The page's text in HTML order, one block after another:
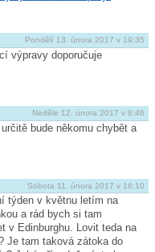
Pondělí 13. února 2017 v 19:35
výpravy doporučuje
Neděle 12. února 2017 v 8:46
bude někomu chybět a
Sobota 11. února 2017 v 16:10
týden v květnu letím na
a rád bych si tam
v Edinburghu. Lovit teda na
Je tam taková zátoka do